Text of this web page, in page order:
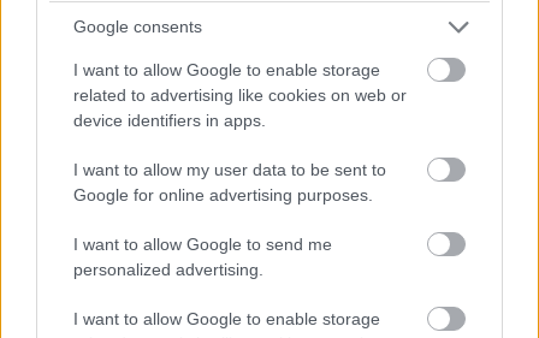
Google consents
I want to allow Google to enable storage
related to advertising like cookies on web or
device identifiers in apps.
I want to allow my user data to be sent to
Google for online advertising purposes.
I want to allow Google to send me
personalized advertising.
I want to allow Google to enable storage
Időközben bő egy perce zöldre váltott a bokszutca lámpája,
néhányan pedig máris a pályára hajtottak. Nem mindenkinek
sikerült ez jól elsőre. Sergio Pereznek a szerelői segítségére
volt szüksége, mert alig tudott kikanyarodni a garázsból.
26 fok van jelenleg a helyszínen, az aszfalt pedig 45 fokos.
események során szembesülnek a mezőny tagjai, ilyen